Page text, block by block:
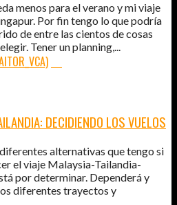
menos para el verano y mi viaje
Por fin tengo lo que podría
de entre las cientos de cosas
Tener un planning,...
DECIDIENDO LOS VUELOS
alternativas que tengo si
el viaje Malaysia-Tailandia-
por determinar. Dependerá y
diferentes trayectos y